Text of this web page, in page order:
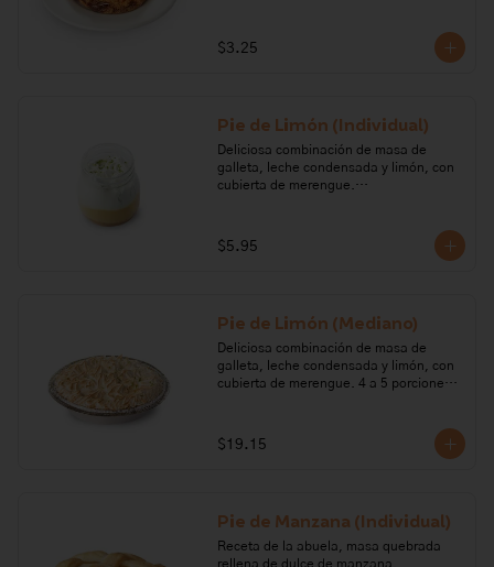
bicarbonato de sodio, chocolate
semiamargo, leche condensada, leche
huevo, soya.
$3.25
Pie de Limón (Individual)
Deliciosa combinación de masa de
galleta, leche condensada y limón, con
cubierta de merengue.
limón, galleta, margarina, cremor
tártaro.
$5.95
Pie de Limón (Mediano)
Deliciosa combinación de masa de
galleta, leche condensada y limón, con
cubierta de merengue. 4 a 5 porciones.
limón, galleta, margarina, cremor
tártaro.
pueden contener trazas de: frutos
secos, gluten, huevo, lactosa, leche,
maní, marisco, mostaza, pescado, soya,
$19.15
Pie de Manzana (Individual)
Receta de la abuela, masa quebrada
rellena de dulce de manzana.